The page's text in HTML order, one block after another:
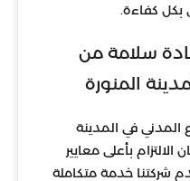
بكل كفاءة.
سلامة من
المنورة
المدني في المدينة
بأعلى معايير
شركتنا خدمة متكاملة